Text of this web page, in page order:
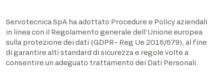
Servotecnica SpA ha adottato Procedure e Policy aziendali
in linea con il Regolamento generale dell’Unione europea
sulla protezione dei dati (GDPR– Reg Ue 2016/679), al fine
di garantire alti standard di sicurezza e regole volte a
consentire un adeguato trattamento dei Dati Personali.